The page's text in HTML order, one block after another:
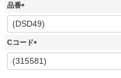
品番
(
必
Cコード
(
必